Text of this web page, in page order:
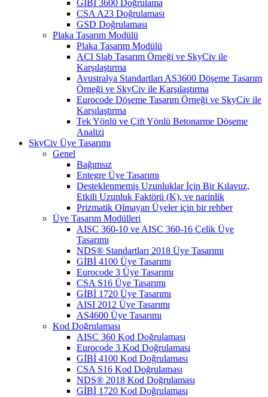
GİBİ 3600 Doğrulama
CSA A23 Doğrulaması
GSD Doğrulaması
Plaka Tasarım Modülü
Plaka Tasarım Modülü
ACI Slab Tasarım Örneği ve SkyCiv ile
Karşılaştırma
Avustralya Standartları AS3600 Döşeme Tasarım
Örneği ve SkyCiv ile Karşılaştırma
Eurocode Döşeme Tasarım Örneği ve SkyCiv ile
Karşılaştırma
Tek Yönlü ve Çift Yönlü Betonarme Döşeme
Analizi
SkyCiv Üye Tasarımı
Genel
Bağımsız
Entegre Üye Tasarımı
Desteklenmemiş Uzunluklar İçin Bir Kılavuz,
Etkili Uzunluk Faktörü (K), ve narinlik
Prizmatik Olmayan Üyeler için bir rehber
Üye Tasarım Modülleri
AISC 360-10 ve AISC 360-16 Çelik Üye
Tasarımı
NDS® Standartları 2018 Üye Tasarımı
GİBİ 4100 Üye Tasarımı
Eurocode 3 Üye Tasarımı
CSA S16 Üye Tasarımı
GİBİ 1720 Üye Tasarımı
AISI 2012 Üye Tasarımı
AS4600 Üye Tasarımı
Kod Doğrulaması
AISC 360 Kod Doğrulaması
Eurocode 3 Kod Doğrulaması
GİBİ 4100 Kod Doğrulaması
CSA S16 Kod Doğrulaması
NDS® 2018 Kod Doğrulaması
GİBİ 1720 Kod Doğrulaması